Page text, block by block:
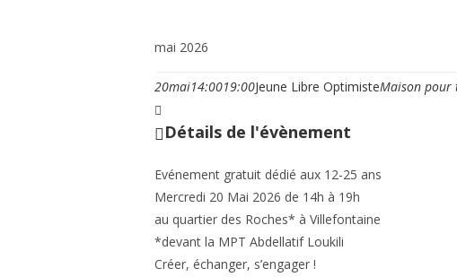
mai 2026
20mai14:0019:00Jeune Libre OptimisteMaison pour
Détails de l'évènement
Evénement gratuit dédié aux 12-25 ans
Mercredi 20 Mai 2026 de 14h à 19h
au quartier des Roches* à Villefontaine
*devant la MPT Abdellatif Loukili
Créer, échanger, s’engager !